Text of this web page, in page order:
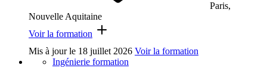
Paris,
Nouvelle Aquitaine
Voir la formation
Mis à jour le 18 juillet 2026 Voir la formation
Ingénierie formation